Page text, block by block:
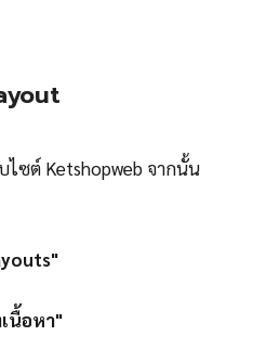
ไซต์ Ketshopweb จากนั้น
นื้อหา"